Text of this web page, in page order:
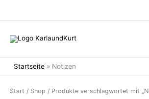
Startseite » Notizen
Start / Shop / Produkte verschlagwortet mit